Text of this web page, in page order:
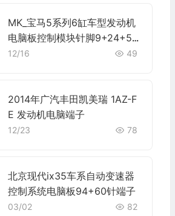
MK_宝马5系列6缸车型发动机
电脑板控制模块针脚9+24+52
+40+9针 1 端子图
12/16 49
2014年广汽丰田凯美瑞 1AZ-F
E 发动机电脑端子
12/23 78
北京现代ix35车系自动变速器
控制系统电脑板94+60针端子
03/02 82